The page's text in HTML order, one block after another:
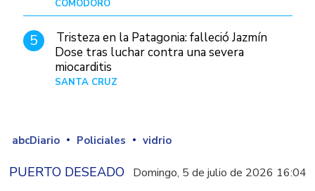
COMODORO
5
Tristeza en la Patagonia: falleció Jazmín
Dose tras luchar contra una severa
miocarditis
SANTA CRUZ
abcDiario Policiales vidrio
PUERTO DESEADO Domingo, 5 de julio de 2026 16:04